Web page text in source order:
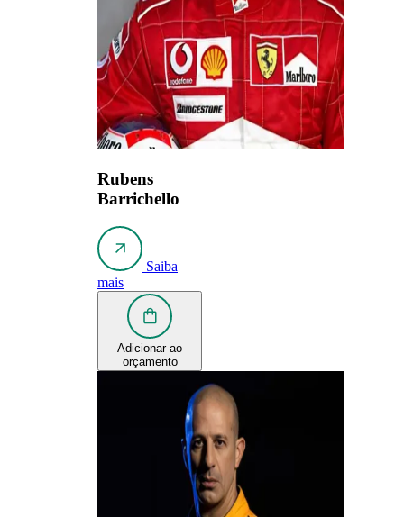
Rubens
Barrichello
Saiba
mais
Adicionar ao
orçamento